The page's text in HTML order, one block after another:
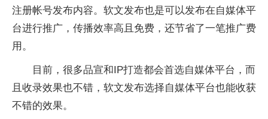
注册帐号发布内容。软文发布也是可以发布在自媒体平
台进行推广，传播效率高且免费，还节省了一笔推广费
用。
目前，很多品宣和IP打造都会首选自媒体平台，而
且收录效果也不错，软文发布选择自媒体平台也能收获
不错的效果。